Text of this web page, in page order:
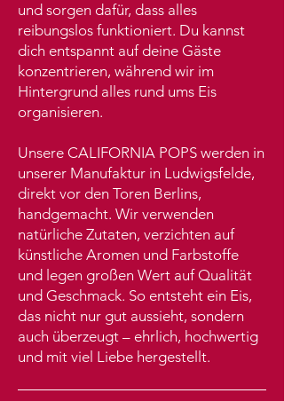
und sorgen dafür, dass alles
reibungslos funktioniert. Du kannst
dich entspannt auf deine Gäste
konzentrieren, während wir im
Hintergrund alles rund ums Eis
organisieren.
Unsere CALIFORNIA POPS werden in
unserer Manufaktur in Ludwigsfelde,
direkt vor den Toren Berlins,
handgemacht. Wir verwenden
natürliche Zutaten, verzichten auf
künstliche Aromen und Farbstoffe
und legen großen Wert auf Qualität
und Geschmack. So entsteht ein Eis,
das nicht nur gut aussieht, sondern
auch überzeugt – ehrlich, hochwertig
und mit viel Liebe hergestellt.